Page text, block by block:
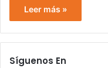
Leer más »
Síguenos En